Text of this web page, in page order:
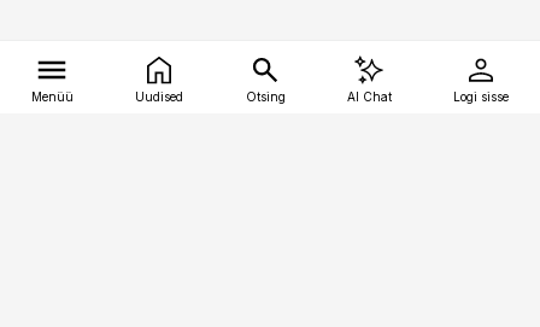
Menüü Uudised Otsing AI Chat Logi sisse